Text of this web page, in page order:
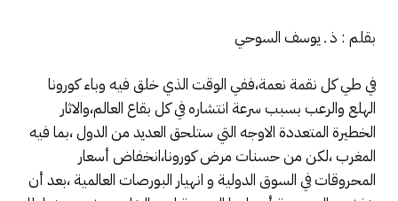
بقلم : ذ ـ يوسف السوحي
في طي كل نقمة نعمة،ففي الوقت الذي خلق فيه وباء كورونا
الهلع والرعب بسبب سرعة انتشاره في كل بقاع العالم،والاثار
الخطيرة المتعددة الاوجه التي ستلحق العديد من الدول ،بما فيه
المغرب ،لكن من حسنات مرض كورونا،انخفاض أسعار
المحروقات في السوق الدولية و انهيار البورصات العالمية ،بعد أن